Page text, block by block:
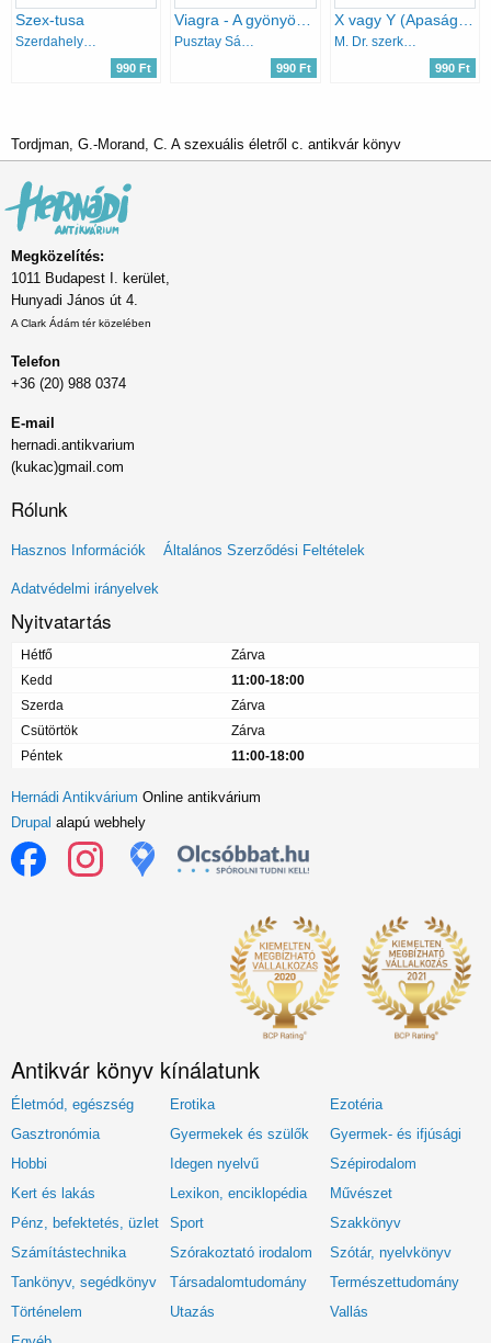
Szex-tusa
Szerdahelyi Szabolcs
990 Ft
Pusztay Sándor
990 Ft
M. Dr. szerk. Bujdosó györgyi
990 Ft
Tordjman, G.-Morand, C. A szexuális életről c. antikvár könyv
Megközelítés:
1011 Budapest I. kerület,
Hunyadi János út 4.
A Clark Ádám tér közelében
Telefon
+36 (20) 988 0374
E-mail
hernadi.antikvarium
(kukac)gmail.com
Rólunk
Lábléc
menü
Hasznos Információk Általános Szerződési Feltételek
Adatvédelmi irányelvek
Nyitvatartás
Hétfő
Zárva
Kedd
11:00-18:00
Szerda
Zárva
Csütörtök
Zárva
Péntek
11:00-18:00
Hernádi Antikvárium Online antikvárium
Drupal alapú webhely
Antikvár könyv kínálatunk
Életmód, egészség Erotika
Ezotéria
Gasztronómia
Gyermekek és szülők
Gyermek- és ifjúsági
Hobbi
Idegen nyelvű
Szépirodalom
Kert és lakás
Lexikon, enciklopédia
Művészet
Pénz, befektetés, üzlet
Sport
Szakkönyv
Számítástechnika
Szórakoztató irodalom
Szótár, nyelvkönyv
Tankönyv, segédkönyv
Társadalomtudomány
Természettudomány
Történelem
Utazás
Vallás